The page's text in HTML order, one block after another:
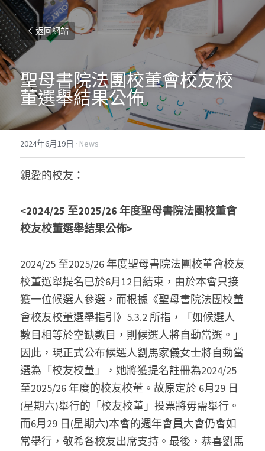
返回網站
聖母書院法團校董會校友校
董選舉結果公佈
2024年6月19日 · News
親愛的校友：
<2024/25 至2025/26 年度聖母書院法團校董會
校友校董選舉結果公佈>
2024/25 至2025/26 年度聖母書院法團校董會校友
校董選舉提名已於6月12日結束，由於本會只接
獲一位候選人參選，而根據《聖母書院法團校董
會校友校董選舉指引》5.3.2 所指，「如候選人
數目相等於空缺數目，則候選人將自動當選。」
因此，現正式公布候選人劉馬家儀女士將自動當
選為「校友校董」，她將獲提名註冊為2024/25
至2025/26 年度的校友校董。故原定於 6月29 日
(星期六)舉行的「校友校董」投票將毋需舉行。
而6月29 日(星期六)本會的週年會員大會仍會如
常舉行，敬希各校友出席支持。最後，恭喜劉馬